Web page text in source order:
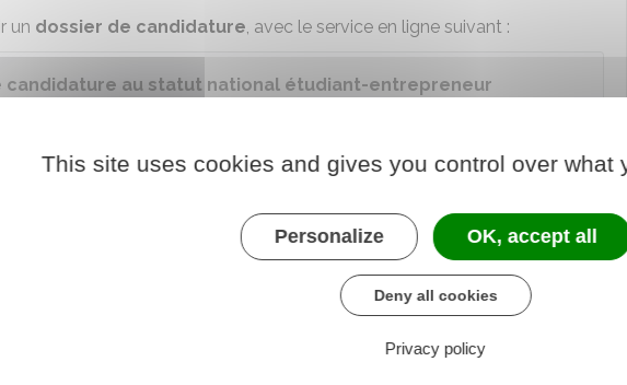
un dossier de candidature, avec le service en ligne suivant :
candidature au statut national étudiant-entrepreneur
pour un étudiant ou un jeune diplômé au statut national
Ministère chargé de l'éducation
ce dossier en ligne en indiquant des éléments sur votre projet
devez notamment préciser s'il s'agit d'une
This site uses cookies and gives you control over what
Personalize OK, accept all
Deny all cookies
Privacy policy